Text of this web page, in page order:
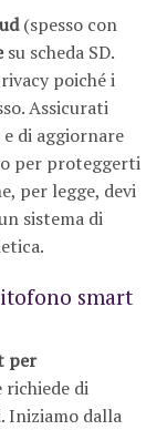
(spesso con
su scheda SD.
poiché i
Assicurati
di aggiornare
per proteggerti
per legge, devi
sistema di
smart
per
di
Iniziamo dalla